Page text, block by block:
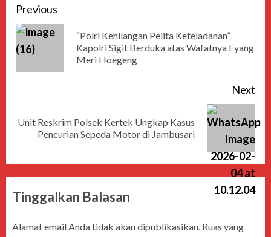
Previous
“Polri Kehilangan Pelita Keteladanan”
Kapolri Sigit Berduka atas Wafatnya Eyang
Meri Hoegeng
Next
Unit Reskrim Polsek Kertek Ungkap Kasus
Pencurian Sepeda Motor di Jambusari
Tinggalkan Balasan
Alamat email Anda tidak akan dipublikasikan. Ruas yang